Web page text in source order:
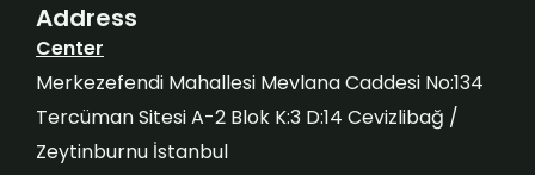
Address
Center
Merkezefendi Mahallesi Mevlana Caddesi No:134
Tercüman Sitesi A-2 Blok K:3 D:14 Cevizlibağ /
Zeytinburnu İstanbul